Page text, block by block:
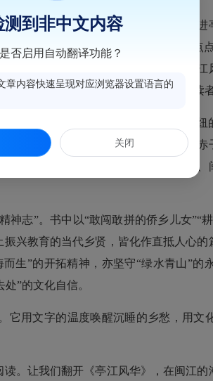
忆、民间文化为主轴，带领读者走进
的烟火气。无论是“潮汐涨落间渔火点
载着读者漫游于山水之间。翻开《亭
被细腻的笔触定格成永恒画卷，引领读
千年”的视角还原了亭江作为文化枢纽
抗法英雄的烽火往事，到南洋华侨的
乡宗祠的楹联、丰富多彩的民间信仰
志”。书中以“敢闯敢拼的侨乡儿女”“
兴教育的当代乡贤，皆化作直抵人心
”的开拓精神，亦坚守“绿水青山”的
”的文化自信。
用文字的温度唤醒沉睡的乡愁，用文
让我们翻开《亭江风华》，在闽江的
测到非中文内容
是否启用自动翻译功能？
章内容快速呈现对应浏览器设置语言的
关闭